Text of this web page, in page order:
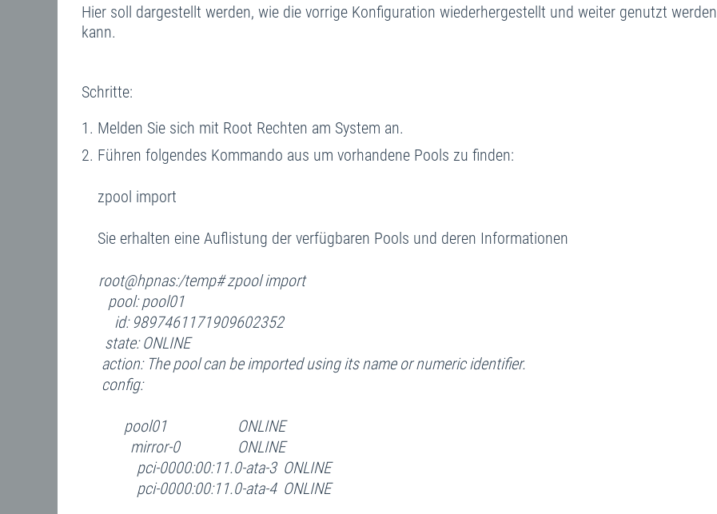
Hier soll dargestellt werden, wie die vorrige Konfiguration wiederhergestellt und weiter genutzt werden
kann.
Schritte:
Melden Sie sich mit Root Rechten am System an.
Führen folgendes Kommando aus um vorhandene Pools zu finden:
zpool import
Sie erhalten eine Auflistung der verfügbaren Pools und deren Informationen
root@hpnas:/temp# zpool import
pool: pool01
id: 9897461171909602352
state: ONLINE
action: The pool can be imported using its name or numeric identifier.
config:
pool01 ONLINE
mirror-0 ONLINE
pci-0000:00:11.0-ata-3 ONLINE
pci-0000:00:11.0-ata-4 ONLINE